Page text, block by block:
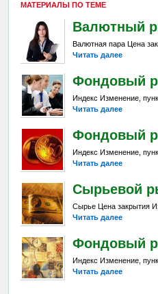
МАТЕРИАЛЫ ПО ТЕМЕ
Валютный
Валютная пара Цена
Читать далее
Фондовый
Индекс Изменение,
Читать далее
Фондовый
Индекс Изменение,
Читать далее
Сырьевой
Сырье Цена закрытия
Читать далее
Фондовый
Индекс Изменение,
Читать далее